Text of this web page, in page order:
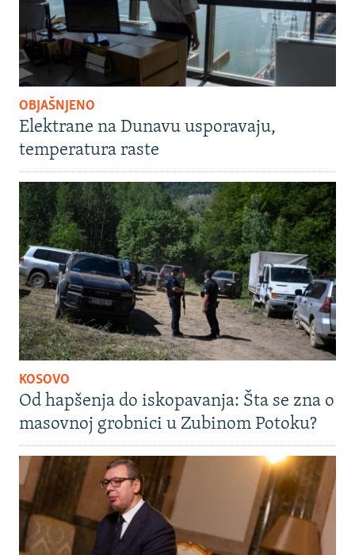
OBJAŠNJENO
Elektrane na Dunavu usporavaju,
temperatura raste
KOSOVO
Od hapšenja do iskopavanja: Šta se zna o
masovnoj grobnici u Zubinom Potoku?